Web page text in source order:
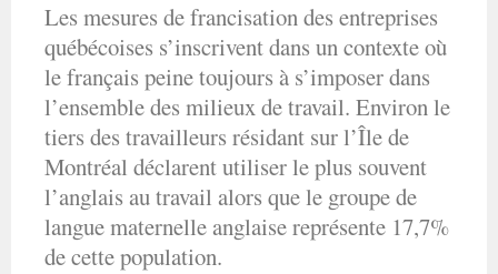
Les mesures de francisation des entreprises
québécoises s’inscrivent dans un contexte où
le français peine toujours à s’imposer dans
l’ensemble des milieux de travail. Environ le
tiers des travailleurs résidant sur l’Île de
Montréal déclarent utiliser le plus souvent
l’anglais au travail alors que le groupe de
langue maternelle anglaise représente 17,7%
de cette population.